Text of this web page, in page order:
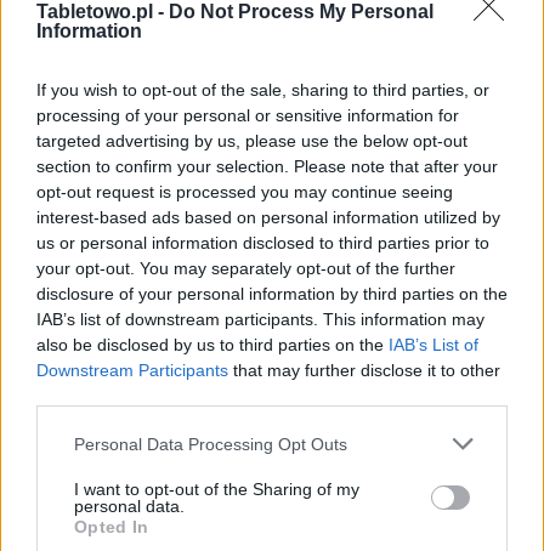
Tabletowo.pl - Do Not Process My Personal
Information
If you wish to opt-out of the sale, sharing to third parties, or
processing of your personal or sensitive information for
targeted advertising by us, please use the below opt-out
section to confirm your selection. Please note that after your
opt-out request is processed you may continue seeing
interest-based ads based on personal information utilized by
us or personal information disclosed to third parties prior to
your opt-out. You may separately opt-out of the further
disclosure of your personal information by third parties on the
IAB’s list of downstream participants. This information may
also be disclosed by us to third parties on the IAB’s List of
Downstream Participants that may further disclose it to other
Please note that this website/app uses one or more Google
not limited to your visit or usage behaviour. You may click to
grant or deny consent to Google and its third-party tags to
use your data for below specified purposes in below Google
Personal Data Processing Opt Outs
I want to opt-out of the Sharing of my
personal data.
Opted In